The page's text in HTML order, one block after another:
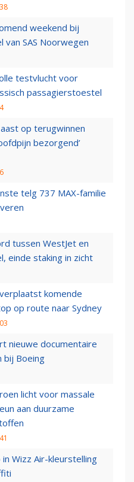
weekend bij
van SAS Noorwegen
testvlucht voor
passagierstoestel
op terugwinnen
bezorgend’
telg 737 MAX-familie
tussen WestJet en
einde staking in zicht
komende
op route naar Sydney
nieuwe documentaire
bij Boeing
licht voor massale
aan duurzame
Wizz Air-kleurstelling